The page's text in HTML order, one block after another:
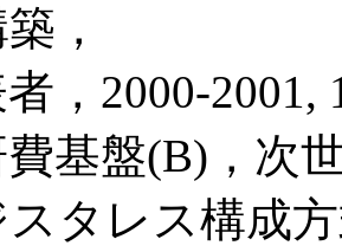
，
，2000-2001,
基盤(B)，次
スタレス構成